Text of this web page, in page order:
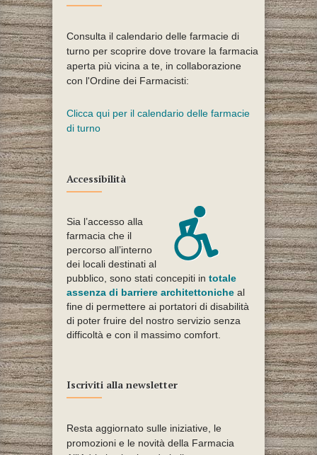
Consulta il calendario delle farmacie di
turno per scoprire dove trovare la farmacia
aperta più vicina a te, in collaborazione
con l'Ordine dei Farmacisti:
Clicca qui per il calendario delle farmacie
di turno
Accessibilità
Sia l’accesso alla
farmacia che il
percorso all’interno
dei locali destinati al
pubblico, sono stati concepiti in totale
assenza di barriere architettoniche al
fine di permettere ai portatori di disabilità
di poter fruire del nostro servizio senza
difficoltà e con il massimo comfort.
Iscriviti alla newsletter
Resta aggiornato sulle iniziative, le
promozioni e le novità della Farmacia